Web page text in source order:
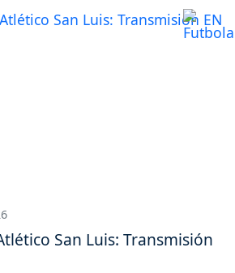
San Luis: Transmisión